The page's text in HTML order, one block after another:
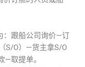
：跟船公司询价—订
S/O）—货主拿S/O
取提单。